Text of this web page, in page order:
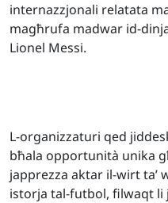
internazzjonali relatata
magħrufa madwar id-
Lionel Messi.
L-organizzaturi qed
bħala opportunità unika
japprezza aktar il-wirt ta’
istorja tal-futbol, filwaqt li